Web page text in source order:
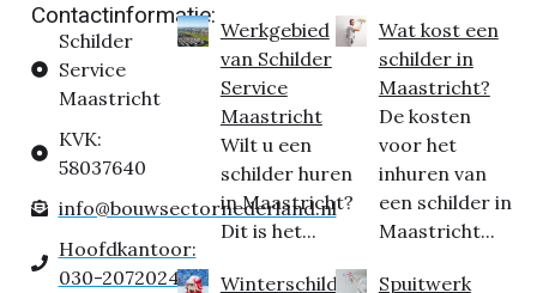
Contactinformatie:
Schilder
Service
Maastricht
KVK:
58037640
info@bouwsectornederland.nl
Hoofdkantoor:
030-2072024
Werkgebied
van Schilder
Service
Maastricht
Wilt u een
schilder huren
in Maastricht?
Dit is het...
Winterschilder
Wat kost een
schilder in
Maastricht?
De kosten
voor het
inhuren van
een schilder in
Maastricht...
Spuitwerk